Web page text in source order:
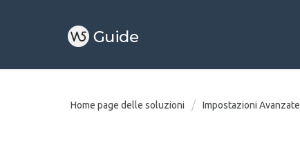
Home page delle soluzioni Impostazioni Avanzate